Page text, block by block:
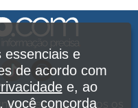
Ltda. Todos os
essenciais e
de acordo com
e, ao
você concorda